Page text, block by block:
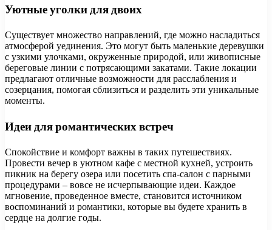
Уютные уголки для двоих
Существует множество направлений, где можно насладиться
атмосферой уединения. Это могут быть маленькие деревушки
с узкими улочками, окруженные природой, или живописные
береговые линии с потрясающими закатами. Такие локации
предлагают отличные возможности для расслабления и
созерцания, помогая сблизиться и разделить эти уникальные
моменты.
Идеи для романтических встреч
Спокойствие и комфорт важны в таких путешествиях.
Провести вечер в уютном кафе с местной кухней, устроить
пикник на берегу озера или посетить спа-салон с парными
процедурами – вовсе не исчерпывающие идеи. Каждое
мгновение, проведенное вместе, становится источником
воспоминаний и романтики, которые вы будете хранить в
сердце на долгие годы.